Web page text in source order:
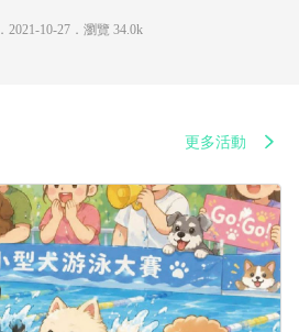
．2021-10-27． 瀏覽 34.0k
更多活動